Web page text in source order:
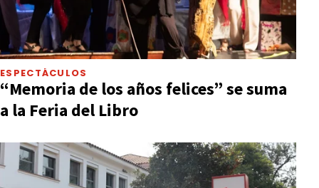
ESPECTÁCULOS
“Memoria de los años felices” se suma
a la Feria del Libro